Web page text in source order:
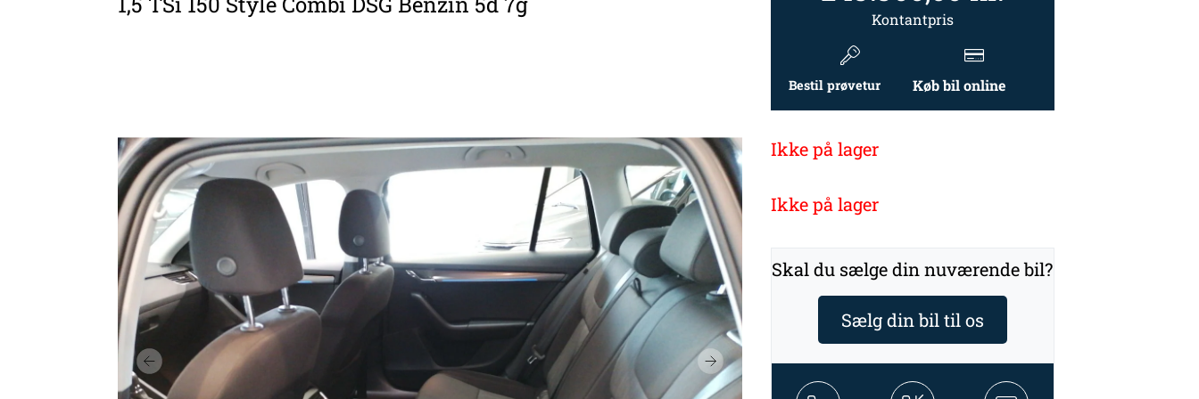
Kontantpris
Bestil prøvetur Køb bil online
Ikke på lager
Ikke på lager
Skal du sælge din nuværende bil?
Sælg din bil til os